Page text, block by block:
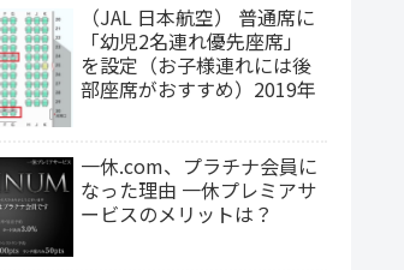
（JAL 日本航空） 普通席に
「幼児2名連れ優先座席」
を設定（お子様連れには後
部座席がおすすめ）2019年
一休.com、プラチナ会員に
なった理由 一休プレミアサ
ービスのメリットは？